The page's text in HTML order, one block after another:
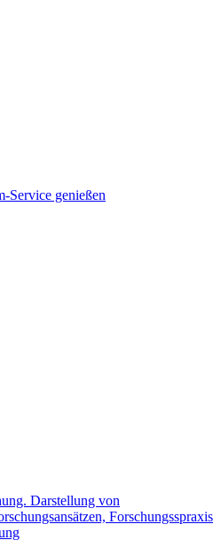
Service genießen
Darstellung von
Forschungsspraxis